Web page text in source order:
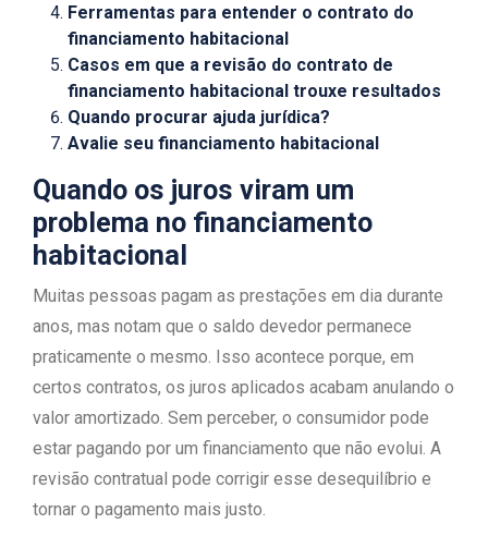
Ferramentas para entender o contrato do
financiamento habitacional
Casos em que a revisão do contrato de
financiamento habitacional trouxe resultados
Quando procurar ajuda jurídica?
Avalie seu financiamento habitacional
Quando os juros viram um
problema no financiamento
habitacional
Muitas pessoas pagam as prestações em dia durante
anos, mas notam que o saldo devedor permanece
praticamente o mesmo. Isso acontece porque, em
certos contratos, os juros aplicados acabam anulando o
valor amortizado. Sem perceber, o consumidor pode
estar pagando por um financiamento que não evolui. A
revisão contratual pode corrigir esse desequilíbrio e
tornar o pagamento mais justo.